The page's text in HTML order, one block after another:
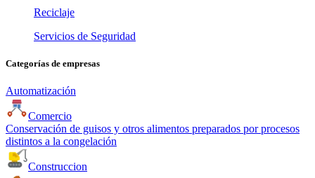
Reciclaje
Servicios de Seguridad
Categorías de empresas
Automatización
Comercio
Conservación de guisos y otros alimentos preparados por procesos
distintos a la congelación
Construccion